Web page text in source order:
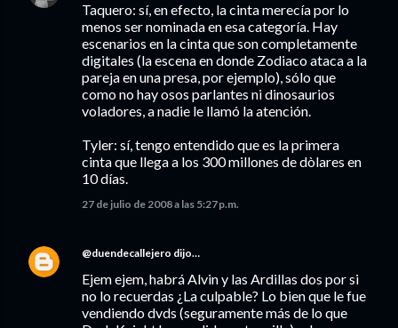
Taquero: sí, en efecto, la cinta merecía por lo
menos ser nominada en esa categoría. Hay
escenarios en la cinta que son completamente
digitales (la escena en donde Zodiaco ataca a la
pareja en una presa, por ejemplo), sólo que
como no hay osos parlantes ni dinosaurios
voladores, a nadie le llamó la atención.
Tyler: sí, tengo entendido que es la primera
cinta que llega a los 300 millones de dòlares en
10 días.
27 de julio de 2008 a las 5:27 p.m.
@duendecallejero dijo…
Ejem ejem, habrá Alvin y las Ardillas dos por si
no lo recuerdas ¿La culpable? Lo bien que le fue
vendiendo dvds (seguramente más de lo que